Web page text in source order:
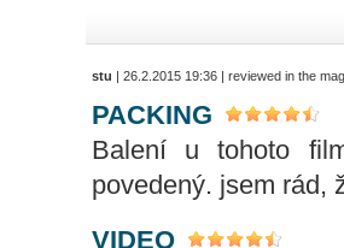
stu | 26.2.2015 19:36 | reviewed in the
PACKING
Balení u tohoto
povedený. jsem rád,
VIDEO